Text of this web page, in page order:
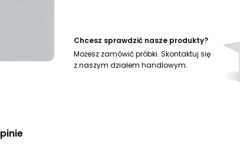
Chcesz sprawdzić nasze produkty?
Możesz zamówić próbki. Skontaktuj się
z naszym działem handlowym.